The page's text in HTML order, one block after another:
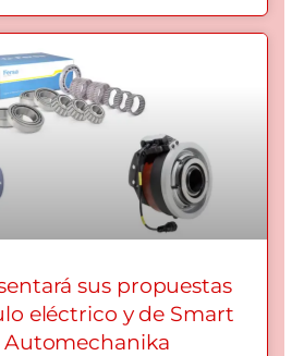
sus propuestas
eléctrico y de Smart
Automechanika